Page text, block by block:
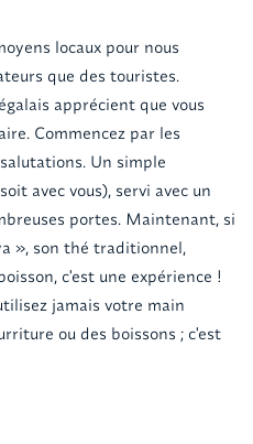
locaux pour nous
que des touristes.
apprécient que vous
Commencez par les
Un simple
avec vous), servi avec un
portes. Maintenant, si
», son thé traditionnel,
c'est une expérience !
jamais votre main
ou des boissons ; c'est